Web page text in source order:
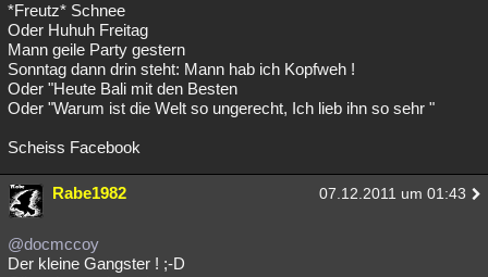
*Freutz* Schnee
Oder Huhuh Freitag
Mann geile Party gestern
Sonntag dann drin steht: Mann hab ich Kopfweh !
Oder "Heute Bali mit den Besten
Oder "Warum ist die Welt so ungerecht, Ich lieb ihn so sehr "
Scheiss Facebook
Rabe1982 07.12.2011 um 01:43
@docmccoy
Der kleine Gangster ! ;-D